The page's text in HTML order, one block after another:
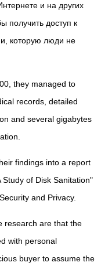
и на других
получить доступ к
которую люди не
they managed to
records, detailed
and several gigabytes
findings into a report
of Disk Sanitation"
and Privacy.
research are that the
with personal
buyer to assume the